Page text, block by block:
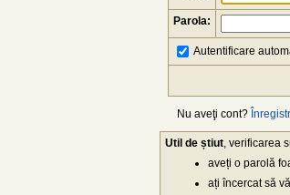
Parola:
Autentificare
Nu aveţi cont?
Util de știut , verificarea
aveți o parolă
ați încercat să